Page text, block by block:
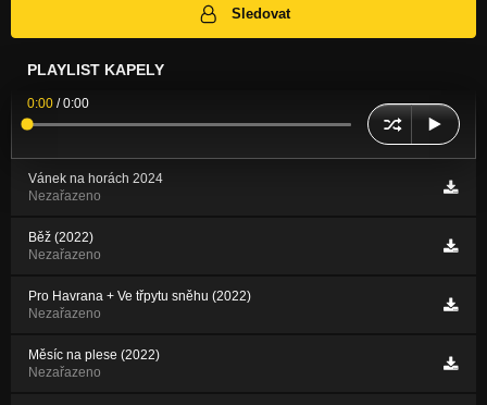
Sledovat
PLAYLIST KAPELY
0:00 /0:00
Vánek na horách 2024
Nezařazeno
Běž (2022)
Nezařazeno
Pro Havrana + Ve třpytu sněhu (2022)
Nezařazeno
Měsíc na plese (2022)
Nezařazeno